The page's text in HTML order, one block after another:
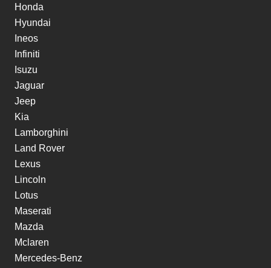
Honda
Hyundai
Ineos
Infiniti
Isuzu
Jaguar
Jeep
Kia
Lamborghini
Land Rover
Lexus
Lincoln
Lotus
Maserati
Mazda
Mclaren
Mercedes-Benz